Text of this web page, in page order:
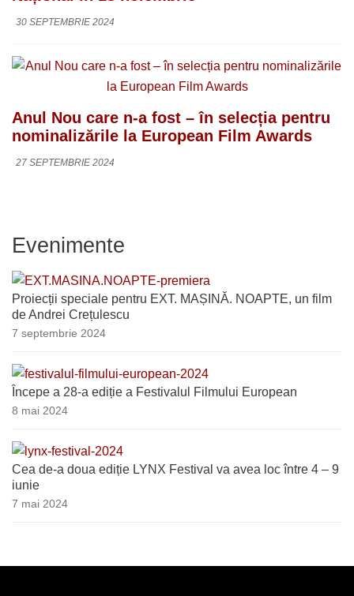
30 SEPTEMBRIE 2024
Anul Nou care n-a fost – în selecția pentru
nominalizările la European Film Awards
27 SEPTEMBRIE 2024
Evenimente
Proiecții speciale pentru EXT. MAȘINĂ. NOAPTE, un film
de Andrei Crețulescu
7 septembrie 2024
Începe a 28-a ediție a Festivalul Filmului European
8 mai 2024
Cea de-a doua ediție LYNX Festival va avea loc între 4 – 9
iunie
7 mai 2024